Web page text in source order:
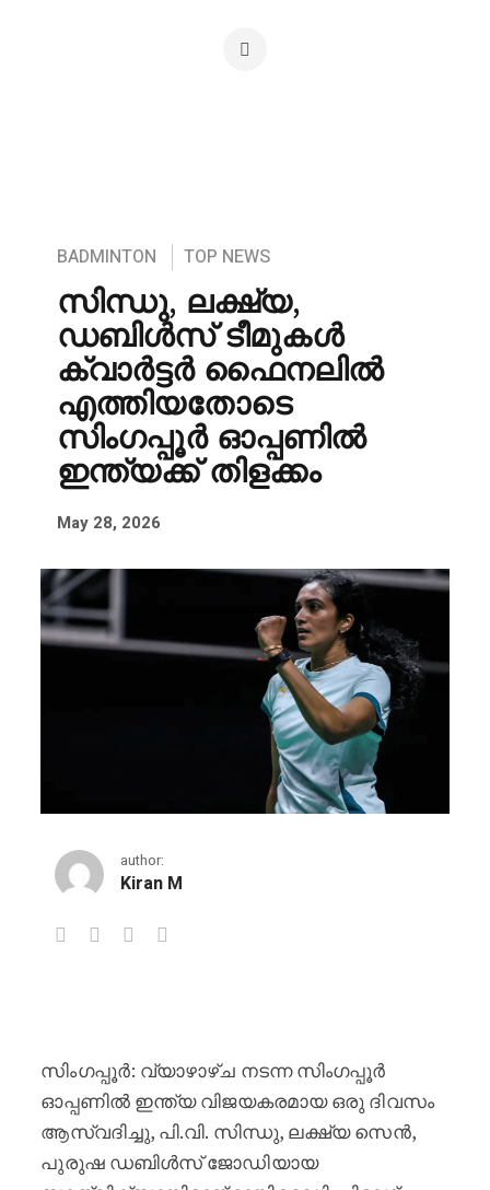
BADMINTON TOP NEWS
സിന്ധു, ലക്ഷ്യ,
ഡബിൾസ് ടീമുകൾ
ക്വാർട്ടർ ഫൈനലിൽ
എത്തിയതോടെ
സിംഗപ്പൂർ ഓപ്പണിൽ
ഇന്ത്യക്ക് തിളക്കം
May 28, 2026
author:
Kiran M
സിംഗപ്പൂർ: വ്യാഴാഴ്ച നടന്ന സിംഗപ്പൂർ
ഓപ്പണിൽ ഇന്ത്യ വിജയകരമായ ഒരു ദിവസം
ആസ്വദിച്ചു, പി.വി. സിന്ധു, ലക്ഷ്യ സെൻ,
പുരുഷ ഡബിൾസ് ജോഡിയായ